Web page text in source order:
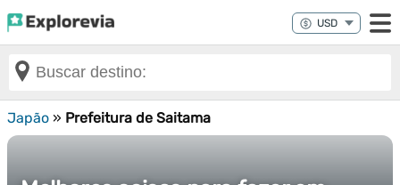
Japão » Prefeitura de Saitama